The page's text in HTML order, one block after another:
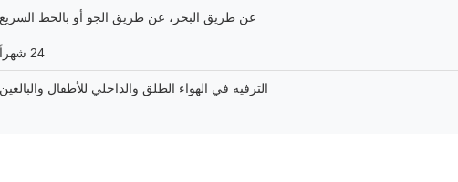
عن طريق البحر، عن طريق الجو أو بالخط السريع
24 شهراً
الترفيه في الهواء الطلق والداخلي للأطفال والبالغين